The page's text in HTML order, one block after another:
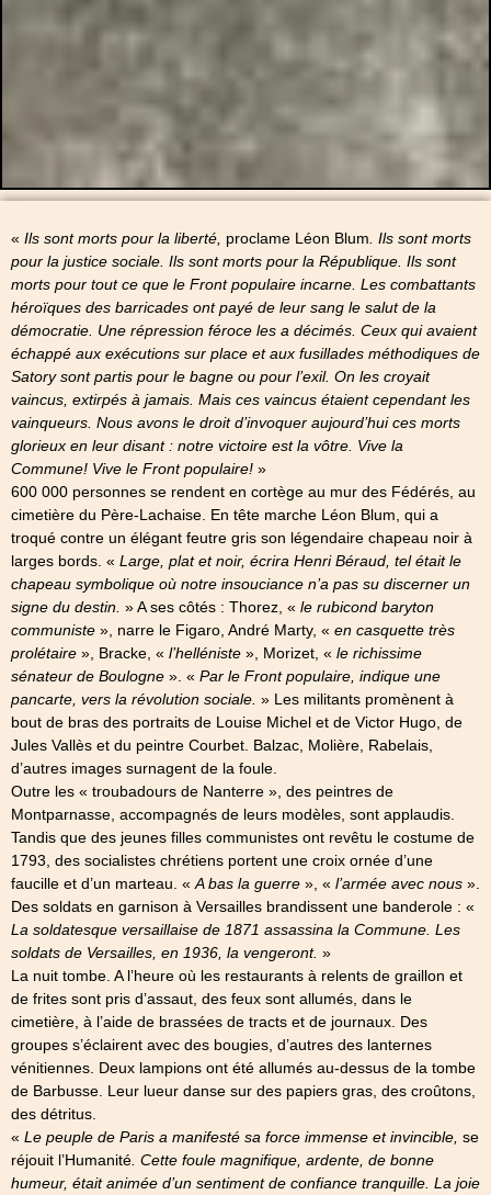
« Ils sont morts pour la liberté, proclame Léon Blum . Ils sont morts
pour la justice sociale. Ils sont morts pour la République. Ils sont
morts pour tout ce que le Front populaire incarne. Les combattants
héroïques des barricades ont payé de leur sang le salut de la
démocratie. Une répression féroce les a décimés. Ceux qui avaient
échappé aux exécutions sur place et aux fusillades méthodiques de
Satory sont partis pour le bagne ou pour l’exil. On les croyait
vaincus, extirpés à jamais. Mais ces vaincus étaient cependant les
vainqueurs. Nous avons le droit d’invoquer aujourd’hui ces morts
glorieux en leur disant : notre victoire est la vôtre. Vive la
Commune! Vive le Front populaire! »
600 000 personnes se rendent en cortège au mur des Fédérés, au
cimetière du Père-Lachaise. En tête marche Léon Blum, qui a
troqué contre un élégant feutre gris son légendaire chapeau noir à
larges bords. « Large, plat et noir, écrira Henri Béraud, tel était le
chapeau symbolique où notre insouciance n’a pas su discerner un
signe du destin. » A ses côtés : Thorez, « le rubicond baryton
communiste », narre le Figaro, André Marty, « en casquette très
prolétaire », Bracke, « l’helléniste », Morizet, « le richissime
sénateur de Boulogne ». « Par le Front populaire, indique une
pancarte, vers la révolution sociale. » Les militants promènent à
bout de bras des portraits de Louise Michel et de Victor Hugo, de
Jules Vallès et du peintre Courbet. Balzac, Molière, Rabelais,
d’autres images surnagent de la foule.
Outre les « troubadours de Nanterre », des peintres de
Montparnasse, accompagnés de leurs modèles, sont applaudis.
Tandis que des jeunes filles communistes ont revêtu le costume de
1793, des socialistes chrétiens portent une croix ornée d’une
faucille et d’un marteau. « A bas la guerre », « l’armée avec nous ».
Des soldats en garnison à Versailles brandissent une banderole : «
La soldatesque versaillaise de 1871 assassina la Commune. Les
soldats de Versailles, en 1936, la vengeront. »
La nuit tombe. A l’heure où les restaurants à relents de graillon et
de frites sont pris d’assaut, des feux sont allumés, dans le
cimetière, à l’aide de brassées de tracts et de journaux. Des
groupes s’éclairent avec des bougies, d’autres des lanternes
vénitiennes. Deux lampions ont été allumés au-dessus de la tombe
de Barbusse. Leur lueur danse sur des papiers gras, des croûtons,
des détritus.
« Le peuple de Paris a manifesté sa force immense et invincible, se
réjouit l’Humanité . Cette foule magnifique, ardente, de bonne
humeur, était animée d’un sentiment de confiance tranquille. La joie